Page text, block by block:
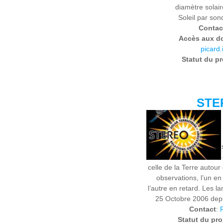
diamètre
Soleil par
Accès aux
Statut du
celle de la Terre autour
observations, l’un
l’autre en retard. Les
25 Octobre 2006
Contact:
Statut du